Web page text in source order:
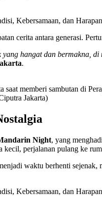
Kebersamaan, dan
cerita antara generasi.
hangat dan bermakna,
.
memberi sambutan di
Jakarta)
Night, yang
perjalanan pulang ke
waktu berhenti
Kebersamaan, dan